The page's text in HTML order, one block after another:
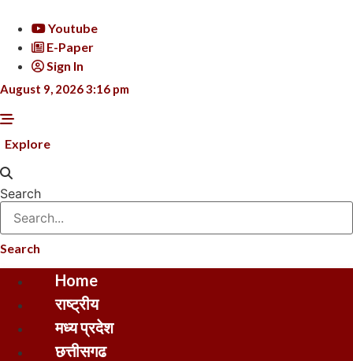
content
Youtube
E-Paper
Sign In
August 9, 2026 3:16 pm
Explore
Search
Search
Home
राष्ट्रीय
मध्य प्रदेश
छत्तीसगढ